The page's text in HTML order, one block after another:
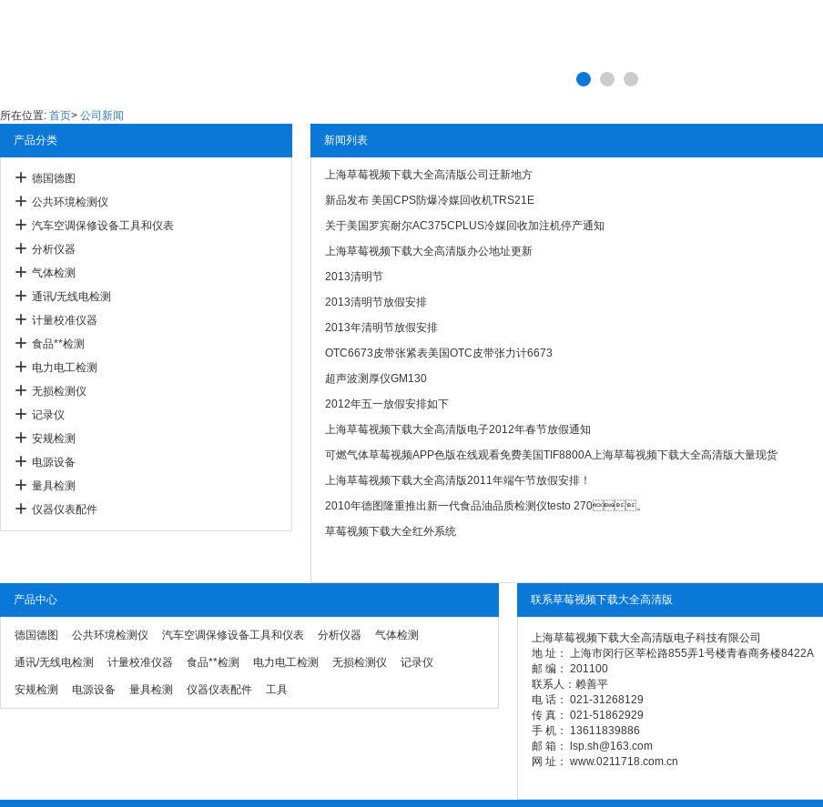
所在位置: 首页> 公司新闻
产品分类
德国德图
公共环境检测仪
汽车空调保修设备工具和仪表
分析仪器
气体检测
通讯/无线电检测
计量校准仪器
食品**检测
电力电工检测
无损检测仪
记录仪
安规检测
电源设备
量具检测
仪器仪表配件
新闻列表
上海草莓视频下载大全高清版公司迁新地方
新品发布 美国CPS防爆冷媒回收机TRS21E
关于美国罗宾耐尔AC375CPLUS冷媒回收加注机停产通知
上海草莓视频下载大全高清版办公地址更新
2013清明节
2013清明节放假安排
2013年清明节放假安排
OTC6673皮带张紧表美国OTC皮带张力计6673
超声波测厚仪GM130
2012年五一放假安排如下
上海草莓视频下载大全高清版电子2012年春节放假通知
可燃气体草莓视频APP色版在线观看免费美国TIF8800A上海草莓视频下载大全高清版大量现货
上海草莓视频下载大全高清版2011年端午节放假安排！
2010年德图隆重推出新一代食品油品质检测仪testo 270。
草莓视频下载大全红外系统
产品中心
德国德图 公共环境检测仪 汽车空调保修设备工具和仪表 分析仪器 气体检测
通讯/无线电检测 计量校准仪器 食品**检测 电力电工检测 无损检测仪 记录仪
安规检测 电源设备 量具检测 仪器仪表配件 工具
联系草莓视频下载大全高清版
上海草莓视频下载大全高清版电子科技有限公司
地 址： 上海市闵行区莘松路855弄1号楼青春商务楼8422A
邮 编： 201100
联系人：赖善平
电 话： 021-31268129
传 真： 021-51862929
手 机： 13611839886
邮 箱： lsp.sh@163.com
网 址： www.0211718.com.cn